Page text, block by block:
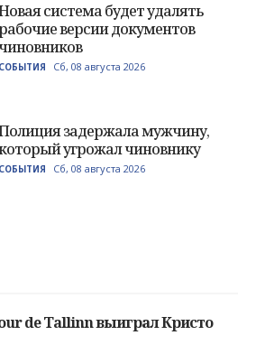
система будет удалять
версии документов
СОБЫТИЯ Сб, 08 августа 2026
задержала мужчину,
угрожал чиновнику
СОБЫТИЯ Сб, 08 августа 2026
de Tallinn выиграл Кристо